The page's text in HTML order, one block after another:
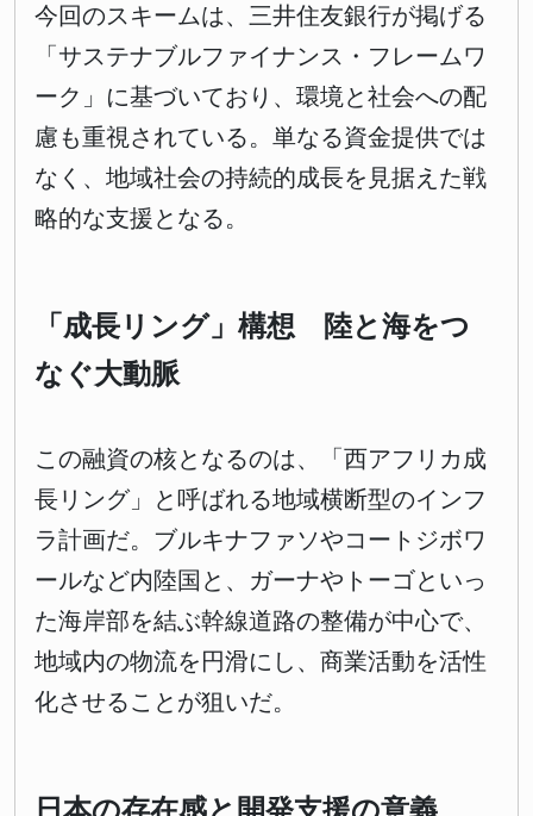
今回のスキームは、三井住友銀行が掲げる
「サステナブルファイナンス・フレームワ
ーク」に基づいており、環境と社会への配
慮も重視されている。単なる資金提供では
なく、地域社会の持続的成長を見据えた戦
略的な支援となる。
「成長リング」構想 陸と海をつ
なぐ大動脈
この融資の核となるのは、「西アフリカ成
長リング」と呼ばれる地域横断型のインフ
ラ計画だ。ブルキナファソやコートジボワ
ールなど内陸国と、ガーナやトーゴといっ
た海岸部を結ぶ幹線道路の整備が中心で、
地域内の物流を円滑にし、商業活動を活性
化させることが狙いだ。